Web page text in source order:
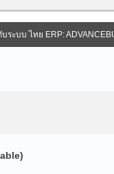
ระบบ ไทย ERP: